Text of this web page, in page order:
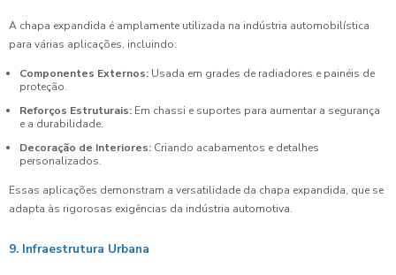
A chapa expandida é amplamente utilizada na indústria automobilística
para várias aplicações, incluindo:
Componentes Externos: Usada em grades de radiadores e painéis de
proteção.
Reforços Estruturais: Em chassi e suportes para aumentar a segurança
e a durabilidade.
Decoração de Interiores: Criando acabamentos e detalhes
personalizados.
Essas aplicações demonstram a versatilidade da chapa expandida, que se
adapta às rigorosas exigências da indústria automotiva.
9. Infraestrutura Urbana